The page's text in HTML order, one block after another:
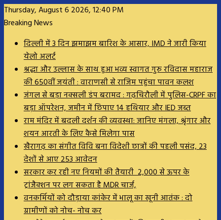
Thursday, August 6 2026, 12:40 PM
Breaking News
दिल्ली में 3 दिन झमाझम बारिश के आसार, IMD ने जारी किया
येलो अलर्ट
श्रद्धा और उल्लास के साथ हुआ भव्य स्वागत गुरु रविदास महाराज
की 650वीं जयंती : वाराणसी से राजिम पहुंचा पावन कलश
जंगल से बड़ा नक्सली डंप बरामद : गढ़चिरौली में पुलिस-CRPF का
बड़ा ऑपरेशन, जमीन में छिपाए 14 हथियार और IED जब्त
राम मंदिर में बदली दर्शन की व्यवस्था: जानिए मंगला, श्रृंगार और
शयन आरती के लिए कैसे मिलेगा पास
खैरागढ़ का संगीत विवि बना विदेशी छात्रों की पहली पसंद, 23
देशों से आए 253 आवेदन
सरकार कर रही नए नियमों की तैयारी ₹ 2,000 से ऊपर के
ट्रांजैक्शन पर लग सकता है MDR चार्ज,
वनकर्मियों को दौड़ाया कांकेर में भालू का खूनी आतंक : दो
ग्रामीणों को नोच- नोच कर